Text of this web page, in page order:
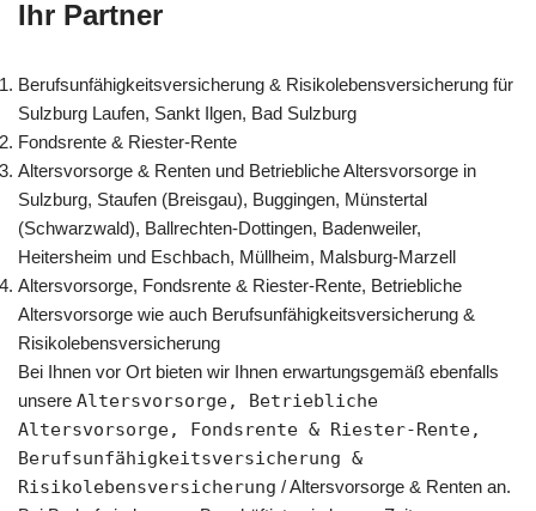
Ihr Partner
Berufsunfähigkeitsversicherung & Risikolebensversicherung für
Sulzburg Laufen, Sankt Ilgen, Bad Sulzburg
Fondsrente & Riester-Rente
Altersvorsorge & Renten und Betriebliche Altersvorsorge in
Sulzburg, Staufen (Breisgau), Buggingen, Münstertal
(Schwarzwald), Ballrechten-Dottingen, Badenweiler,
Heitersheim und Eschbach, Müllheim, Malsburg-Marzell
Altersvorsorge, Fondsrente & Riester-Rente, Betriebliche
Altersvorsorge wie auch Berufsunfähigkeitsversicherung &
Risikolebensversicherung
Bei Ihnen vor Ort bieten wir Ihnen erwartungsgemäß ebenfalls
unsere Altersvorsorge, Betriebliche
Altersvorsorge, Fondsrente & Riester-Rente,
Berufsunfähigkeitsversicherung &
Risikolebensversicherung / Altersvorsorge & Renten an.